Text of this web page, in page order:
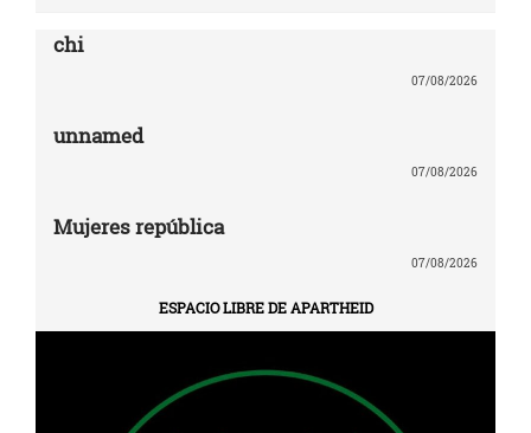
chi
07/08/2026
unnamed
07/08/2026
Mujeres república
07/08/2026
ESPACIO LIBRE DE APARTHEID